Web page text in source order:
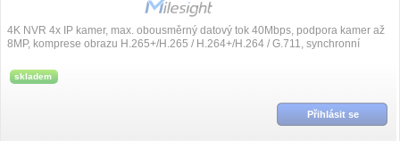
4K NVR 4x IP kamer, max. obousměrný datový tok 40Mbps, podpora kamer až
8MP, komprese obrazu H.265+/H.265 / H.264+/H.264 / G.711, synchronní
skladem
Přihlásit se